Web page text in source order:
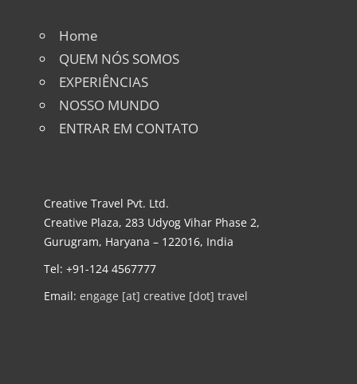
Home
QUEM NÓS SOMOS
EXPERIÊNCIAS
NOSSO MUNDO
ENTRAR EM CONTATO
Creative Travel Pvt. Ltd.
Creative Plaza, 283 Udyog Vihar Phase 2,
Gurugram, Haryana – 122016, India
Tel: +91-124 4567777
Email: engage [at] creative [dot] travel